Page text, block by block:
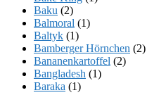
Baku (2)
Balmoral (1)
Baltyk (1)
Bamberger Hörnchen (2)
Bananenkartoffel (2)
Bangladesh (1)
Baraka (1)